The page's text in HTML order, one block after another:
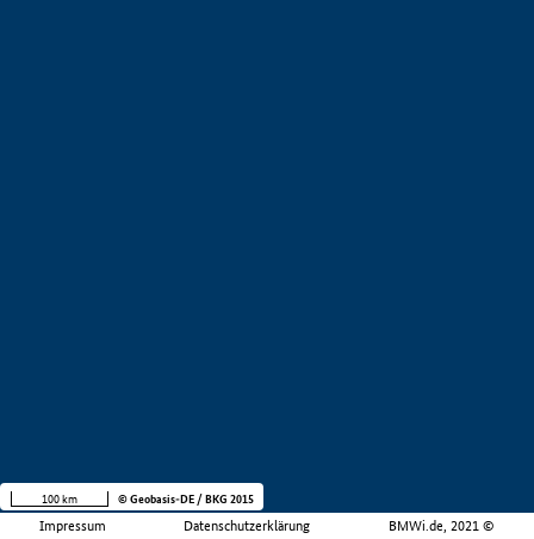
Impressum Datenschutzerklärung BMWi.de, 2021 ©
100 km © Geobasis-DE / BKG 2015